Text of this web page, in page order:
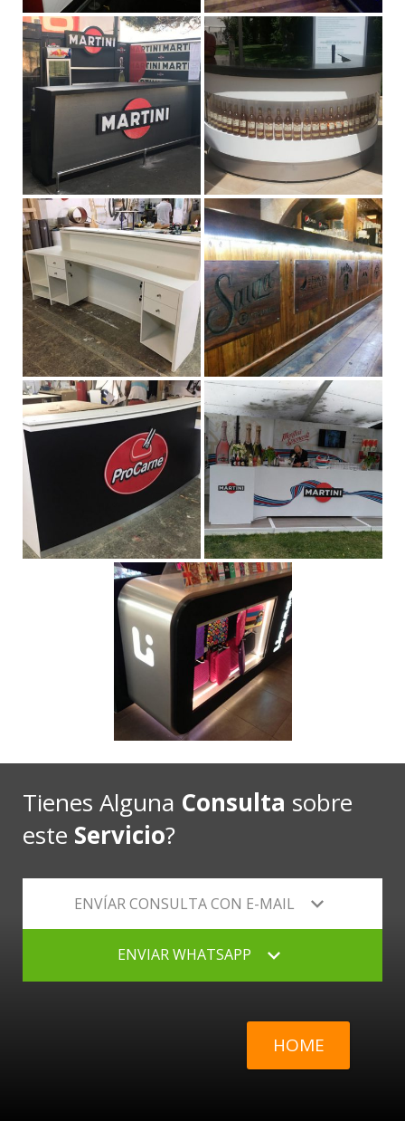
Tienes Alguna Consulta sobre
este Servicio?
ENVÍAR CONSULTA CON E-MAIL
ENVIAR WHATSAPP
HOME